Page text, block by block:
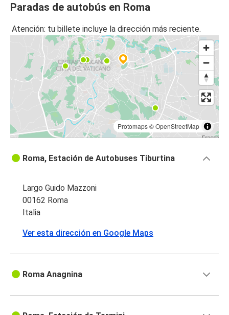
Paradas de autobús en Roma
Atención: tu billete incluye la dirección más reciente.
Protomaps©OpenStreetMap
Roma, Estación de Autobuses Tiburtina
Largo Guido Mazzoni
00162 Roma
Italia
Ver esta dirección en Google Maps
Roma Anagnina